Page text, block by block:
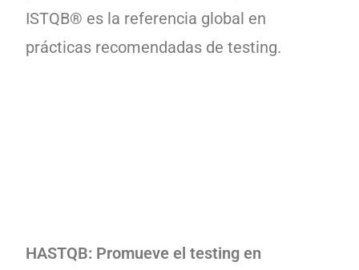
ISTQB® es la referencia global en
prácticas recomendadas de testing.
HASTQB: Promueve el testing en